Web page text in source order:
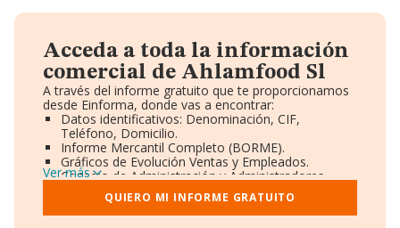
Acceda a toda la información
comercial de Ahlamfood Sl
A través del informe gratuito que te proporcionamos
desde Einforma, donde vas a encontrar:
Datos identificativos: Denominación, CIF,
Teléfono, Domicilio.
Informe Mercantil Completo (BORME).
Gráficos de Evolución Ventas y Empleados.
Consejo de Administración y Administradores.
Directivos y Ejecutivos.
Accionistas.
Participaciones y Vinculaciones en otras empresas.
Ver más
QUIERO MI INFORME GRATUITO